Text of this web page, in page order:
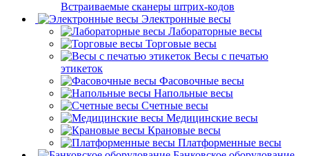
Встраиваемые сканеры штрих-кодов
Электронные весы
Лабораторные весы
Торговые весы
Весы с печатью
этикеток
Фасовочные весы
Напольные весы
Счетные весы
Медицинские весы
Крановые весы
Платформенные весы